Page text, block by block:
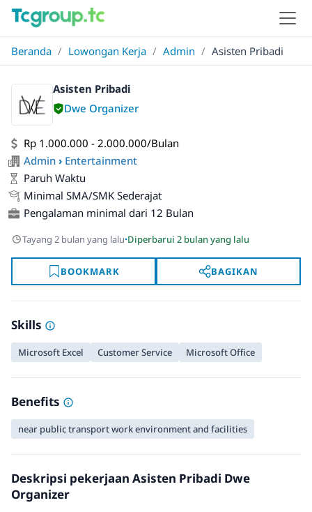
Beranda / Lowongan Kerja / Admin / Asisten Pribadi
Asisten Pribadi
Dwe Organizer
Rp 1.000.000 - 2.000.000/Bulan
Admin › Entertainment
Paruh Waktu
Minimal SMA/SMK Sederajat
Pengalaman minimal dari 12 Bulan
Tayang 2 bulan yang lalu·Diperbarui 2 bulan yang lalu
BOOKMARK BAGIKAN
Skills
Microsoft Excel Customer Service Microsoft Office
Benefits
near public transport work environment and facilities
Deskripsi pekerjaan Asisten Pribadi Dwe
Organizer